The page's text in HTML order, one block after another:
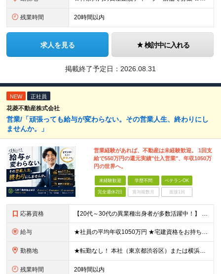
残業時間 20時間以内
求人を見る 検討中に入れる
掲載終了予定日： 2026.08.31
NEW 正社員
花菱不動産株式会社
営業/「頑張っても給与が変わらない。その営業人生、終わりにし
ませんか。」
営業経験があれば、不動産は未経験歓迎。 1回支
給で550万円の還元実績"仕入営業"、年収1050万
円の世界へ。
未経験歓迎 学歴不問 ベテランOK
完全週休2日 賞与複数月 面接1回
応募資格 【20代～30代の異業種出身者が多数活躍中！】 ●学歴不問 ●何らかの営業経験をお持ちの方（業種・商材は問いません） ※不動産業界の経験は不要です。これまでの営業力を活かせます。
給与 ★社員の平均年収1050万円 ★宅建資格をお持ちの方は月3万円の資格手当を支給 月給30万円以上 ＋ インセンティブ（年4回）＋ 各種手当 ＋ 特別賞与 ※経験・能力を考慮の上、優遇します。 ※上記
勤務地 ★転勤なし！ 本社（東京都渋谷区）または横浜支店（神奈川県横浜市）での勤務となります。 【本社】 東京都渋谷区渋谷2-12-15 日本薬学会長井記念館 8F 【横浜支店】 神奈川県横浜市中区大田
残業時間 20時間以内